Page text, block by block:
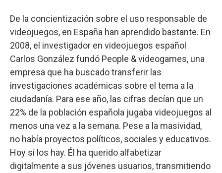
De la concientización sobre el uso responsable de
videojuegos, en España han aprendido bastante. En
2008, el investigador en videojuegos español
Carlos González fundó People & videogames, una
empresa que ha buscado transferir las
investigaciones académicas sobre el tema a la
ciudadanía. Para ese año, las cifras decían que un
22% de la población española jugaba videojuegos al
menos una vez a la semana. Pese a la masividad,
no había proyectos políticos, sociales y educativos.
Hoy sí los hay. Él ha querido alfabetizar
digitalmente a sus jóvenes usuarios, transmitiendo